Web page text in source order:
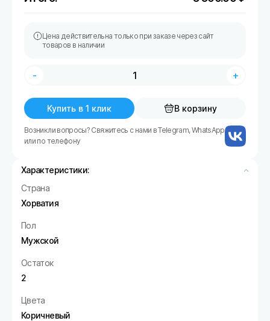
Цена действительна только при заказе через сайт
товаров в наличии
- +
Купить в 1 клик В корзину
Возникли вопросы? Свяжитесь с нами в Telegram, WhatsApp
или по телефону
Характеристики:
Страна
Хорватия
Пол
Мужской
Остаток
2
Цвета
Коричневый